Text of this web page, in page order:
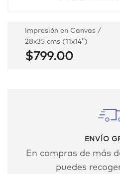
Impresión en Canvas /
28x35 cms (11x14’’)
$799.00
ENVÍO
En compras de más
puedes